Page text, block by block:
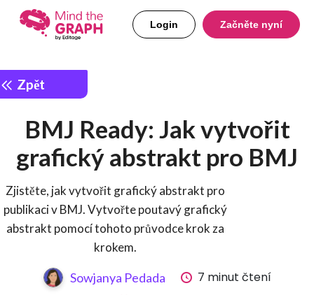
Login Začněte nyní
Zpět
BMJ Ready: Jak vytvořit
grafický abstrakt pro BMJ
Zjistěte, jak vytvořit grafický abstrakt pro
publikaci v BMJ. Vytvořte poutavý grafický
abstrakt pomocí tohoto průvodce krok za
krokem.
Sowjanya Pedada
7 minut čtení